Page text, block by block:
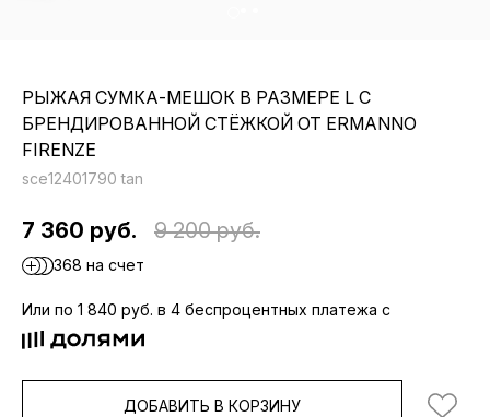
РЫЖАЯ СУМКА-МЕШОК В РАЗМЕРЕ L С
БРЕНДИРОВАННОЙ СТЁЖКОЙ ОТ ERMANNO
FIRENZE
sce12401790 tan
7 360 руб. 9 200 руб.
368 на счет
Или по 1 840 руб. в 4 беспроцентных платежа с
ДОБАВИТЬ В КОРЗИНУ